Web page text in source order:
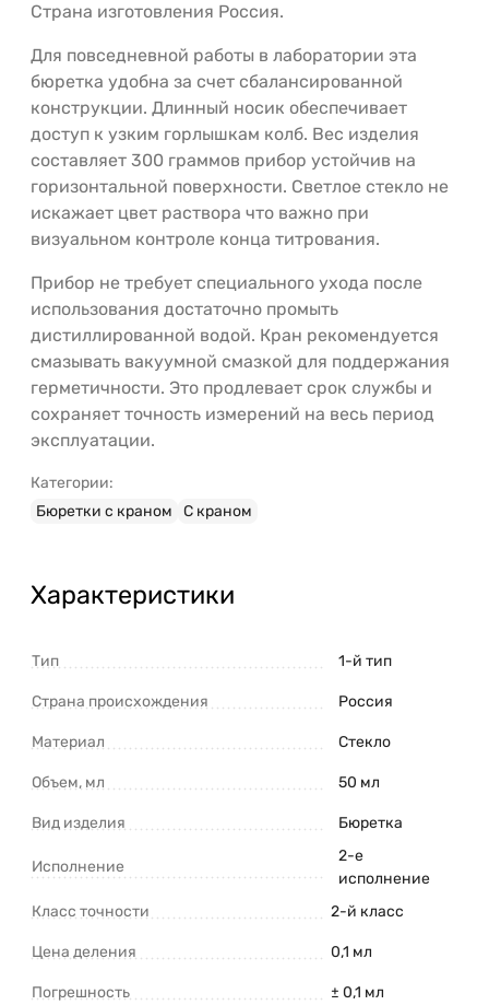
Страна изготовления Россия.
Для повседневной работы в лаборатории эта
бюретка удобна за счет сбалансированной
конструкции. Длинный носик обеспечивает
доступ к узким горлышкам колб. Вес изделия
составляет 300 граммов прибор устойчив на
горизонтальной поверхности. Светлое стекло не
искажает цвет раствора что важно при
визуальном контроле конца титрования.
Прибор не требует специального ухода после
использования достаточно промыть
дистиллированной водой. Кран рекомендуется
смазывать вакуумной смазкой для поддержания
герметичности. Это продлевает срок службы и
сохраняет точность измерений на весь период
эксплуатации.
Категории:
Бюретки с краном
С краном
Характеристики
Тип 1-й тип
Страна происхождения Россия
Материал Стекло
Объем, мл 50 мл
Вид изделия Бюретка
Исполнение
2-е
исполнение
Класс точности
2-й класс
Цена деления 0,1 мл
Погрешность ± 0,1 мл